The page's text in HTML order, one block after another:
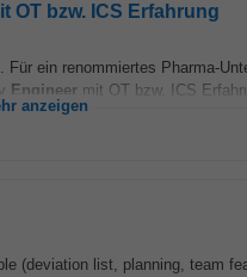
OT bzw. ICS Erfahrung
ein renommiertes Pharma-
Engineer mit OT bzw. ICS
anzeigen
(deviation list, planning, team